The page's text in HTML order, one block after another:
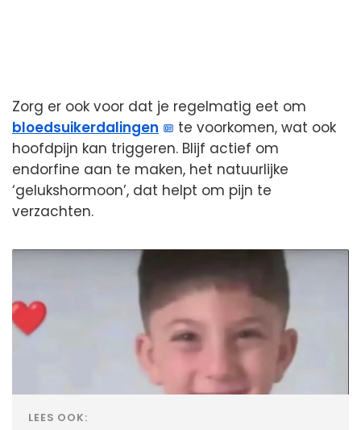
Zorg er ook voor dat je regelmatig eet om
bloedsuikerdalingen
te voorkomen, wat ook
hoofdpijn kan triggeren. Blijf actief om
endorfine aan te maken, het natuurlijke
‘gelukshormoon’, dat helpt om pijn te
verzachten.
LEES OOK: